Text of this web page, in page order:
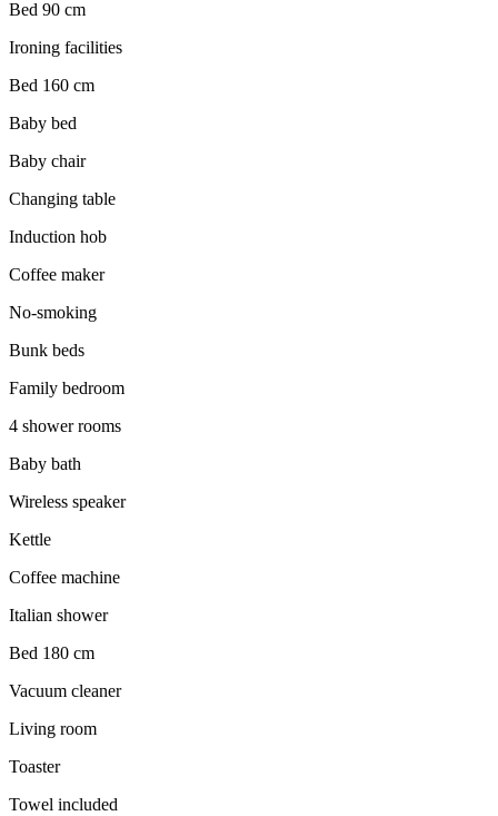
Bed 90 cm
Ironing facilities
Bed 160 cm
Baby bed
Baby chair
Changing table
Induction hob
Coffee maker
No-smoking
Bunk beds
Family bedroom
4 shower rooms
Baby bath
Wireless speaker
Kettle
Coffee machine
Italian shower
Bed 180 cm
Vacuum cleaner
Living room
Toaster
Towel included